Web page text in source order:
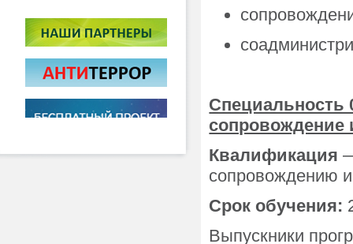
Специальность
Квалификация
сопровождению
Срок обучения:
Выпускники